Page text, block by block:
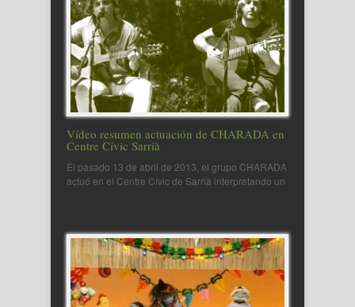
Vídeo resumen actuación de CHARADA en
Centre Cívic Sarrià
El pasado 13 de abril de 2013, el grupo CHARADA
actuó en el Centre Cívic de Sarrià interpretando un